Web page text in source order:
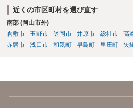
近くの市区町村を選び直す
南部 (岡山市外)
倉敷市
玉野市 笠岡市 井原市 総社市 高
赤磐市
浅口市 和気町 早島町 里庄町 矢